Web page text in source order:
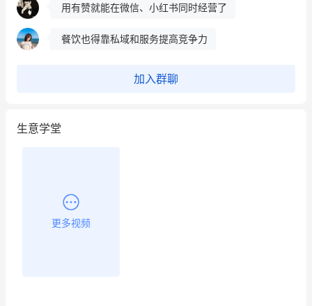
用有赞就能在微信、小红书同时经营了
餐饮也得靠私域和服务提高竞争力
加入群聊
生意学堂
更多视频